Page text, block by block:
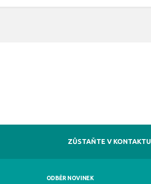
ZŮSTAŇTE V KONTAKTU
ODBĚR NOVINEK